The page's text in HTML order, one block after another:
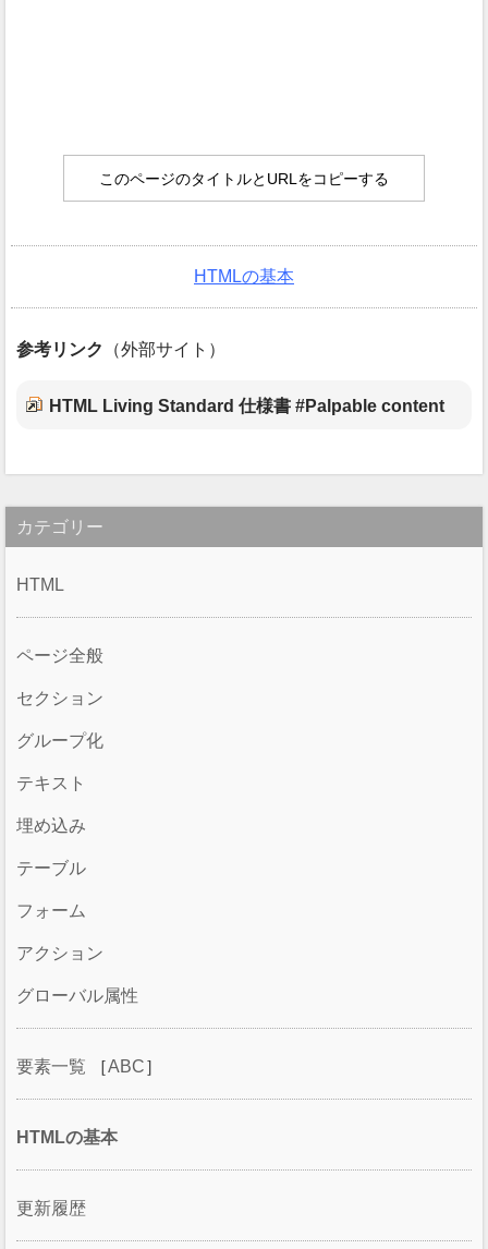
このページのタイトルとURLをコピーする
HTMLの基本
参考リンク （外部サイト）
HTML Living Standard 仕様書 #Palpable content
カテゴリー
HTML
ページ全般
セクション
グループ化
テキスト
埋め込み
テーブル
フォーム
アクション
グローバル属性
要素一覧 ［ABC］
HTMLの基本
更新履歴